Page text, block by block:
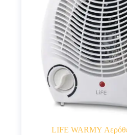
LIFE WARMY